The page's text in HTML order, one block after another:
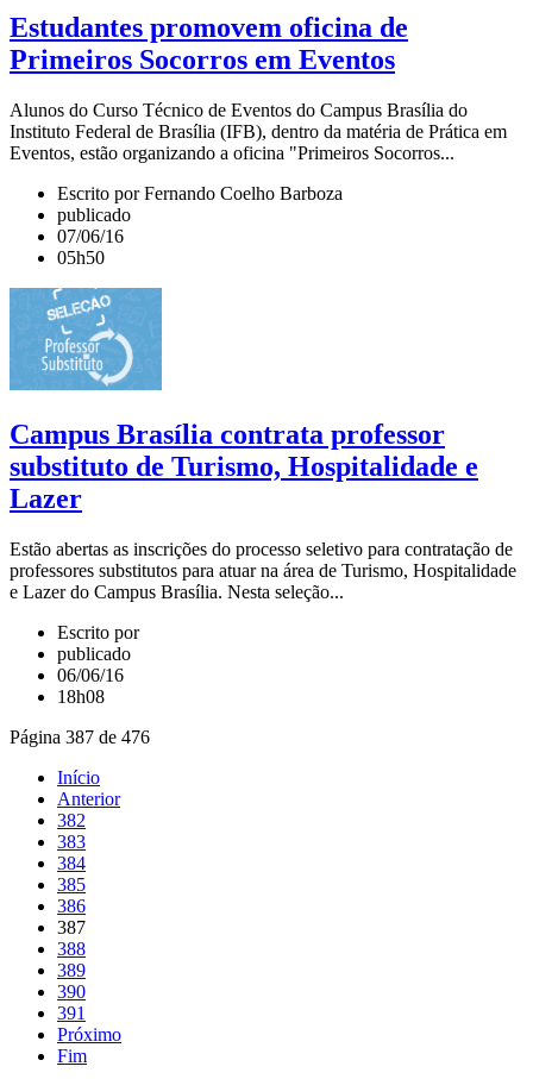
Estudantes promovem oficina de
Primeiros Socorros em Eventos
Alunos do Curso Técnico de Eventos do Campus Brasília do
Instituto Federal de Brasília (IFB), dentro da matéria de Prática em
Eventos, estão organizando a oficina "Primeiros Socorros...
Escrito por Fernando Coelho Barboza
publicado
07/06/16
05h50
Campus Brasília contrata professor
substituto de Turismo, Hospitalidade e
Lazer
Estão abertas as inscrições do processo seletivo para contratação de
professores substitutos para atuar na área de Turismo, Hospitalidade
e Lazer do Campus Brasília. Nesta seleção...
Escrito por
publicado
06/06/16
18h08
Página 387 de 476
Início
Anterior
382
383
384
385
386
387
388
389
390
391
Próximo
Fim